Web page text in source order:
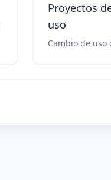
Proyectos
uso
Cambio de uso